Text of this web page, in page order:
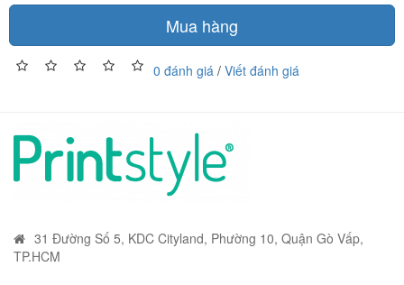
Mua hàng
0 đánh giá / Viết đánh giá
31 Đường Số 5, KDC Cityland, Phường 10, Quận Gò Vấp,
TP.HCM